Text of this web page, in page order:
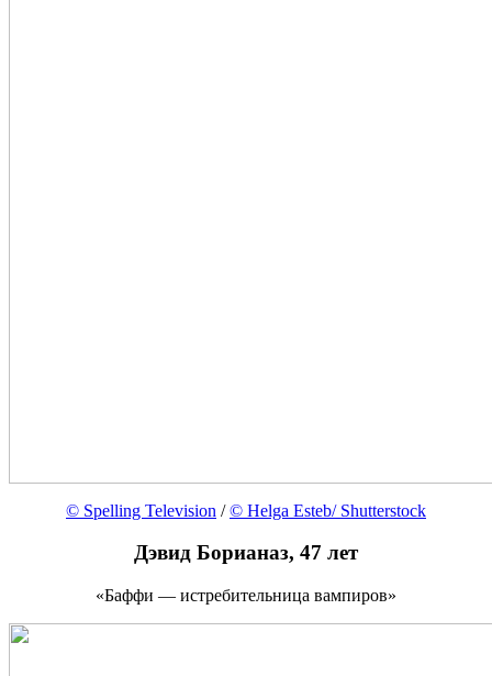
© Spelling Television /© Helga Esteb/ Shutterstock
Дэвид Борианаз, 47 лет
«Баффи — истребительница вампиров»